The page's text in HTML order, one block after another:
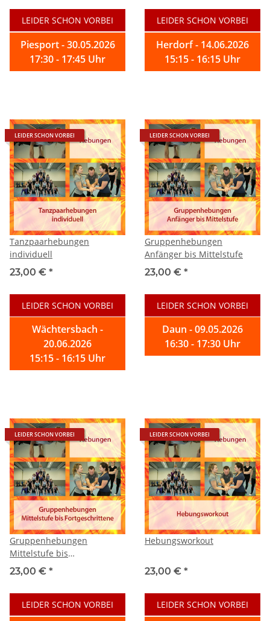
LEIDER SCHON VORBEI
Piesport - 30.05.2026
17:30 - 17:45 Uhr
LEIDER SCHON VORBEI
Herdorf - 14.06.2026
15:15 - 16:15 Uhr
LEIDER SCHON VORBEI
Tanzpaarhebungen
individuell
23,00 € *
LEIDER SCHON VORBEI
Wächtersbach -
20.06.2026
15:15 - 16:15 Uhr
LEIDER SCHON VORBEI
Gruppenhebungen
Anfänger bis Mittelstufe
23,00 € *
LEIDER SCHON VORBEI
Daun - 09.05.2026
16:30 - 17:30 Uhr
LEIDER SCHON VORBEI
Gruppenhebungen
Mittelstufe bis
Fortgeschrittene
23,00 € *
LEIDER SCHON VORBEI
LEIDER SCHON VORBEI
Hebungsworkout
23,00 € *
LEIDER SCHON VORBEI